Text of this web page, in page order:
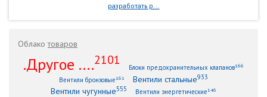
разработать р...
Облакотоваров
.Другое ....2101
Блоки предохранительных клапанов166
Вентили бронзовые161 Вентили стальные933
Вентили чугунные555 Вентили энергетические146